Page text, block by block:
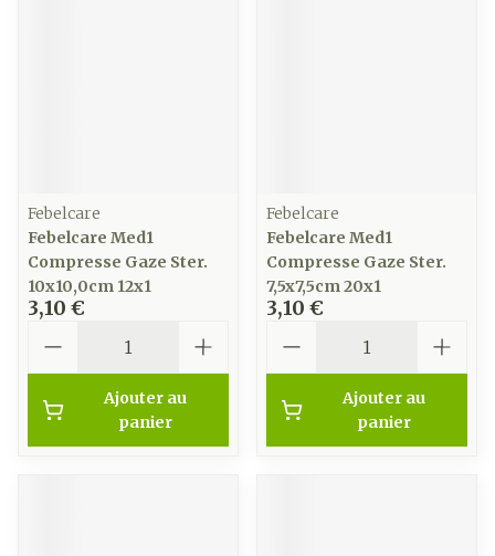
Febelcare
Febelcare Med1
Compresse Gaze Ster.
10x10,0cm 12x1
3,10 €
Ajouter au
panier
Febelcare
Febelcare Med1
Compresse Gaze Ster.
7,5x7,5cm 20x1
3,10 €
Ajouter au
panier